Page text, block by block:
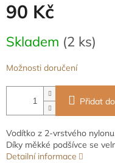
90 Kč
cena:
Skladem (2 ks)
Možnosti doručení
Přidat
Vodítko z 2-vrstvého
Díky měkké podšívce se
Detailní informace